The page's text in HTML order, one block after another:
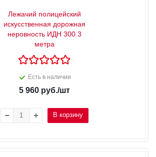
Лежачий полицейский
искусственная дорожная
неровность ИДН 300 3
метра
Есть в наличии
5 960руб./шт
В корзину